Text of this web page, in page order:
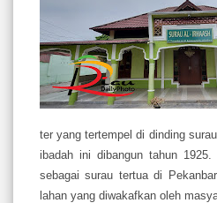
ter yang tertempel di dinding
ibadah ini dibangun tahun
sebagai surau tertua di
lahan yang diwakafkan oleh